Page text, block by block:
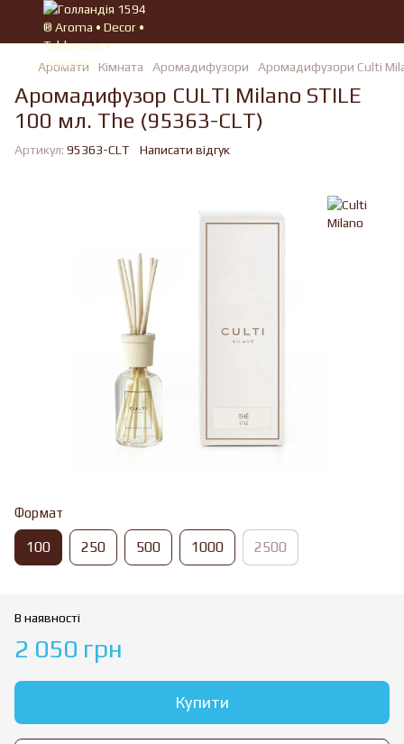
Аромати Кімната Аромадифузори Аромадифузори Culti
Аромадифузор CULTI Milano STILE
100 мл. The (95363-CLT)
Артикул: 95363-CLT Написати відгук
Формат
100 250 500 1000 2500
В наявності
2 050 грн
Купити